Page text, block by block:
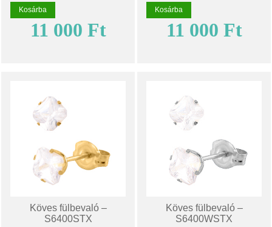
Kosárba
11 000 Ft
Kosárba
11 000 Ft
Köves fülbevaló –
S6400STX
Köves fülbevaló –
S6400WSTX